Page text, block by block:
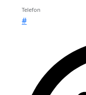
Telefon
#